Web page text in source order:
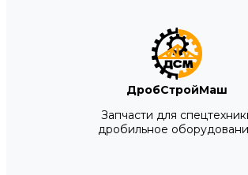
ДробСтройМаш
Запчасти для
дробильное